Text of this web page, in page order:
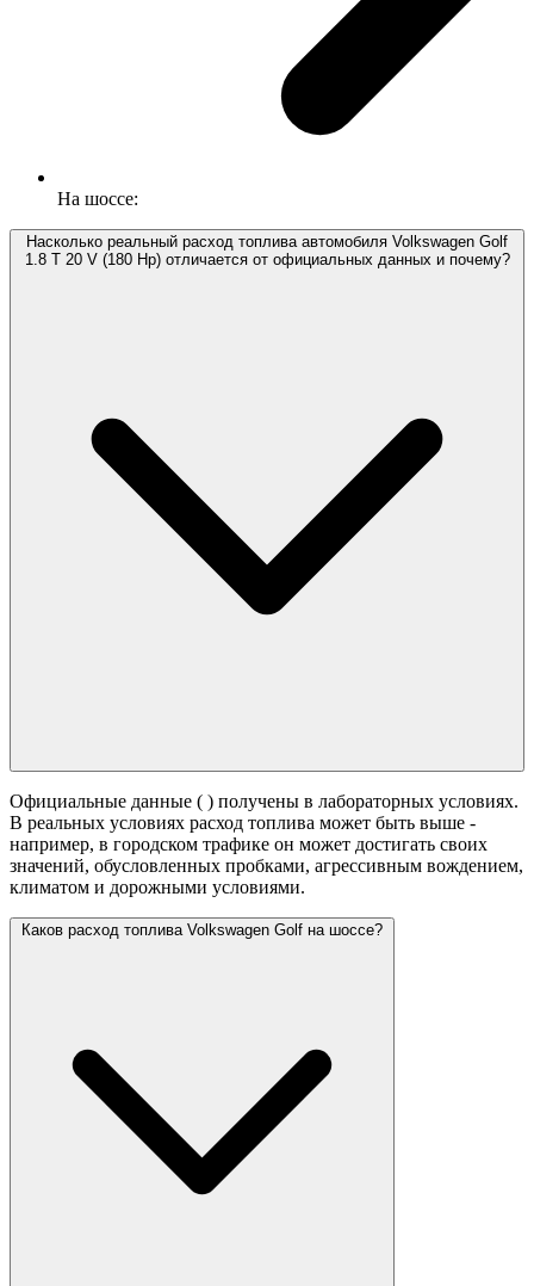
На шоссе:
Насколько реальный расход топлива автомобиля Volkswagen Golf
1.8 T 20 V (180 Hp) отличается от официальных данных и почему?
Официальные данные ( ) получены в лабораторных условиях.
В реальных условиях расход топлива может быть выше -
например, в городском трафике он может достигать своих
значений, обусловленных пробками, агрессивным вождением,
климатом и дорожными условиями.
Каков расход топлива Volkswagen Golf на шоссе?